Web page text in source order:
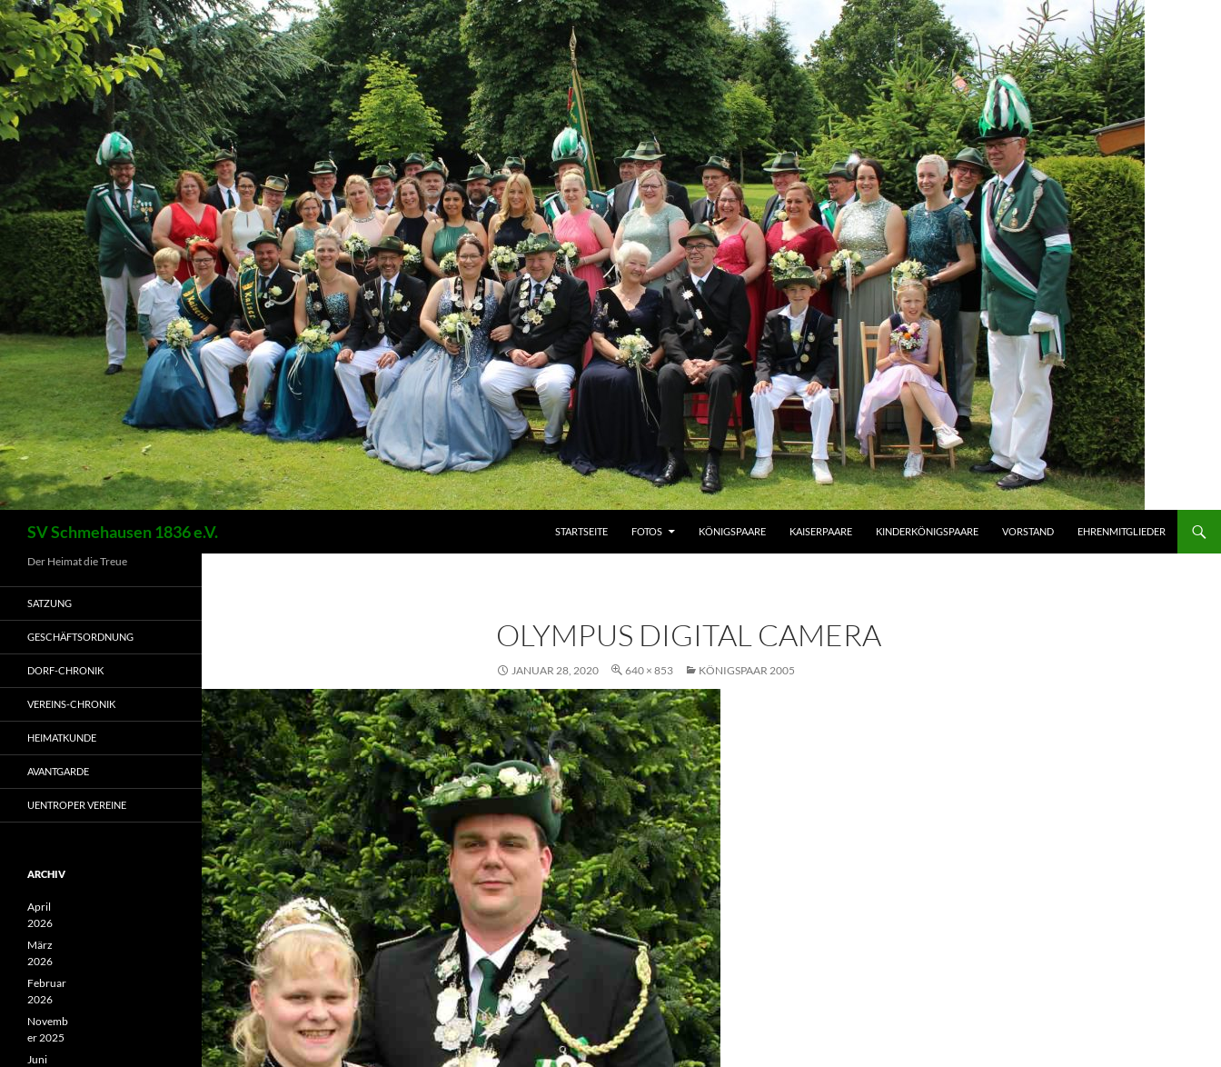
SV Schmehausen 1836 e.V.
STARTSEITE
FOTOS KÖNIGSPAARE KAISERPAARE KINDERKÖNIGSPAARE VORSTAND EHRENMITGLIEDER
OLYMPUS DIGITAL CAMERA
JANUAR 28, 2020 640 × 853 KÖNIGSPAAR 2005
Der Heimat die Treue
SATZUNG
GESCHÄFTSORDNUNG
DORF-CHRONIK
VEREINS-CHRONIK
HEIMATKUNDE
AVANTGARDE
UENTROPER VEREINE
ARCHIV
April
2026
März
2026
Februar
2026
Novemb
er 2025
Juni